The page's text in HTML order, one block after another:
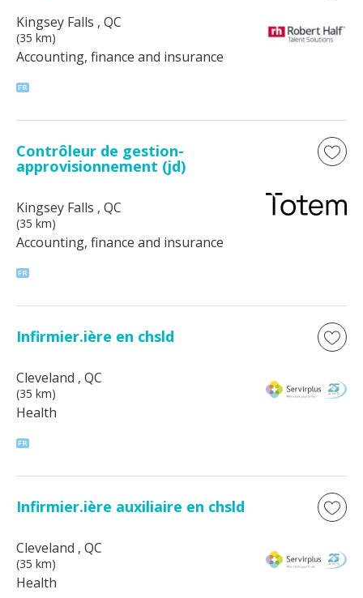
Kingsey Falls , QC
(35 km)
Accounting, finance and insurance
Contrôleur de gestion-
approvisionnement (jd)
Kingsey Falls , QC
(35 km)
Accounting, finance and insurance
Infirmier.ière en chsld
Cleveland , QC
(35 km)
Health
Infirmier.ière auxiliaire en chsld
Cleveland , QC
(35 km)
Health